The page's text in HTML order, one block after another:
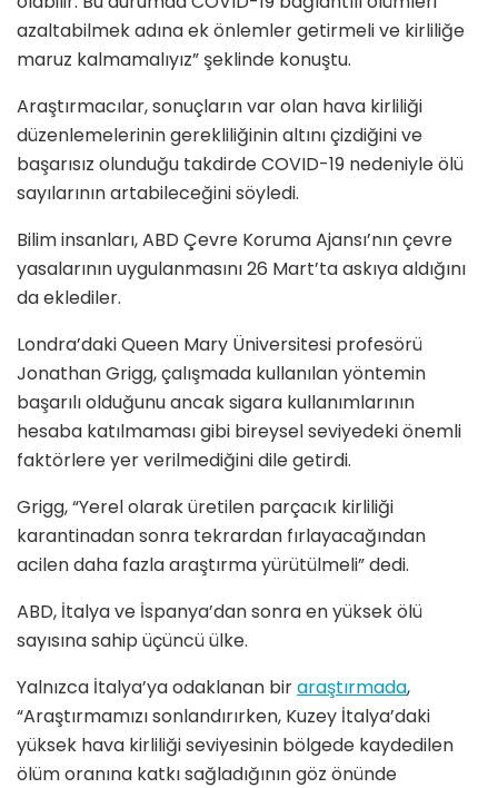
azaltabilmek adına ek önlemler getirmeli ve kirliliğe
maruz kalmamalıyız” şeklinde konuştu.
Araştırmacılar, sonuçların var olan hava kirliliği
düzenlemelerinin gerekliliğinin altını çizdiğini ve
başarısız olunduğu takdirde COVID-19 nedeniyle ölü
sayılarının artabileceğini söyledi.
Bilim insanları, ABD Çevre Koruma Ajansı’nın çevre
yasalarının uygulanmasını 26 Mart’ta askıya aldığını
da eklediler.
Londra’daki Queen Mary Üniversitesi profesörü
Jonathan Grigg, çalışmada kullanılan yöntemin
başarılı olduğunu ancak sigara kullanımlarının
hesaba katılmaması gibi bireysel seviyedeki önemli
faktörlere yer verilmediğini dile getirdi.
Grigg, “Yerel olarak üretilen parçacık kirliliği
karantinadan sonra tekrardan fırlayacağından
acilen daha fazla araştırma yürütülmeli” dedi.
ABD, İtalya ve İspanya’dan sonra en yüksek ölü
sayısına sahip üçüncü ülke.
Yalnızca İtalya’ya odaklanan biraraştırmada,
“Araştırmamızı sonlandırırken, Kuzey İtalya’daki
yüksek hava kirliliği seviyesinin bölgede kaydedilen
ölüm oranına katkı sağladığının göz önünde